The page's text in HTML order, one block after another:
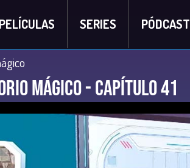
PELÍCULAS SERIES PÓDCAST
Mágico - Capítulo 41